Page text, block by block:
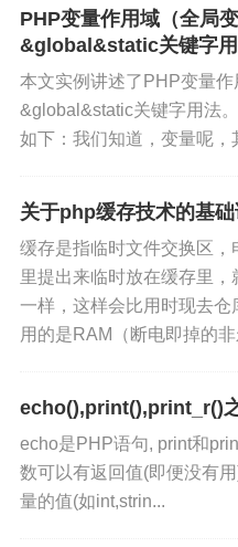
PHP变量作用域（全局
&global&static关键字
本文实例讲述了PHP变量作
&global&static关键字用法
如下：我们知道，变量呢，
关于php缓存技术的基
缓存是指临时文件交换区
里提出来临时放在缓存里
一样，这样会比用时现去
用的是RAM（断电即掉的
echo(),print(),print_r()
echo是PHP语句, print和
数可以有返回值(即便没有
量的值(如int,strin...